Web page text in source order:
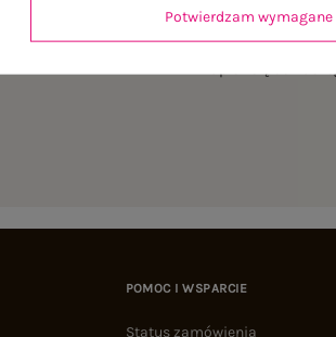
POMOC I WSPARCIE
Status zamówienia
Potwierdzam wymagane